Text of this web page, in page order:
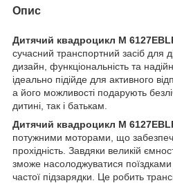
Опис
Дитячий квадроцикл M
сучасний транспортний засіб для
дизайн, функціональність та
ідеально підійде для активного
а його можливості подарують
дитині, так і батькам.
Дитячий квадроцикл M
потужними моторами, що
прохідність. Завдяки великій
зможе насолоджуватися
частої підзарядки. Це робить